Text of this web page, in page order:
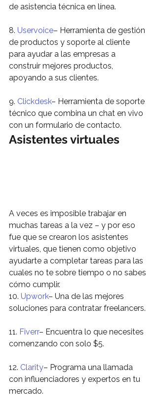
de asistencia técnica en línea.
8. Uservoice– Herramienta de gestión
de productos y soporte al cliente
para ayudar a las empresas a
construir mejores productos,
apoyando a sus clientes.
9. Clickdesk– Herramienta de soporte
técnico que combina un chat en vivo
con un formulario de contacto.
Asistentes virtuales
A veces es imposible trabajar en
muchas tareas a la vez – y por eso
fue que se crearon los asistentes
virtuales, que tienen como objetivo
ayudarte a completar tareas para las
cuales no te sobre tiempo o no sabes
cómo cumplir.
10. Upwork– Una de las mejores
soluciones para contratar freelancers.
11. Fiverr– Encuentra lo que necesites
comenzando con solo $5.
12. Clarity– Programa una llamada
con influenciadores y expertos en tu
mercado.